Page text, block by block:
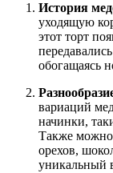
История
уходящую
этот торт
обогащаясь
вариаций
начинки,
Также можно
орехов,
уникальный